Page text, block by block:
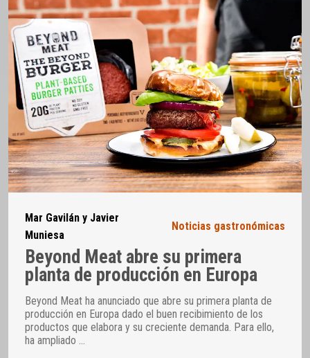
Mar Gavilán y Javier
Muniesa
Noticias gastronómicas
Beyond Meat abre su primera
planta de producción en Europa
Beyond Meat ha anunciado que abre su primera planta de
producción en Europa dado el buen recibimiento de los
productos que elabora y su creciente demanda. Para ello,
ha ampliado